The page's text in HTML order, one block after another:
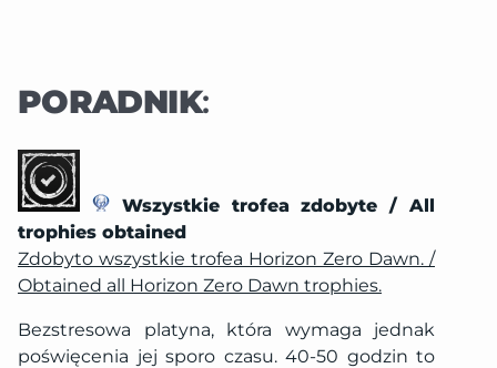
PORADNIK:
Wszystkie trofea zdobyte / All
trophies obtained
Zdobyto wszystkie trofea Horizon Zero Dawn. /
Obtained all Horizon Zero Dawn trophies.
Bezstresowa platyna, która wymaga jednak
poświęcenia jej sporo czasu. 40-50 godzin to